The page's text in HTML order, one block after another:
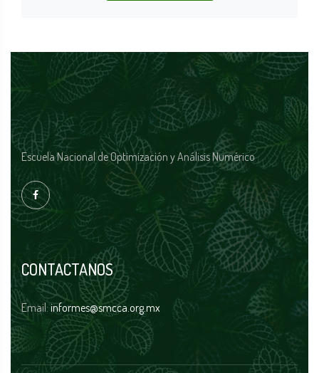
Escuela Nacional de Optimización y Análisis Numérico
CONTACTANOS
Email:informes@smcca.org.mx